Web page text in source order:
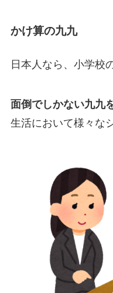
かけ算の九九
日本人なら、小学校
面倒でしかない九九
生活において様々な